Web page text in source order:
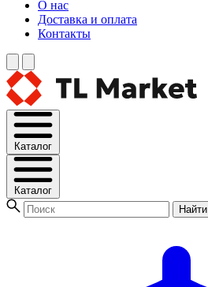
О нас
Доставка и оплата
Контакты
Каталог
Каталог
Найти